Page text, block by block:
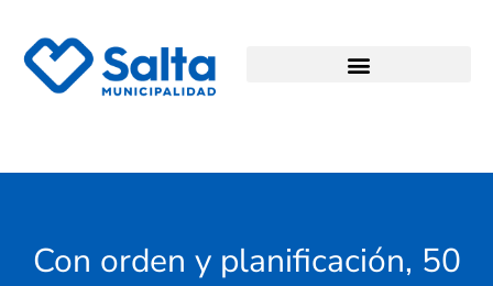
Con orden y planificación, 50